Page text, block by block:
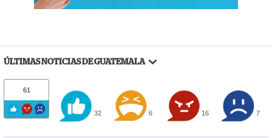
ÚLTIMAS NOTICIAS DE GUATEMALA
61
32 6 16 7